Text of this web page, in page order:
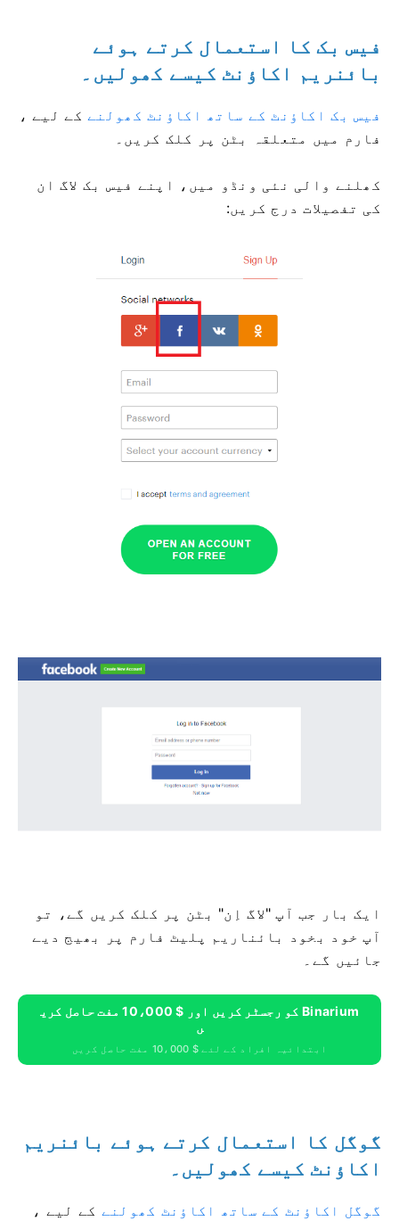
فیس بک کا استعمال کرتے ہوئے
بائنریم اکاؤنٹ کیسے کھولیں۔
فیس بک اکاؤنٹ کے ساتھ اکاؤنٹ کھولنےکے لیے ،
فارم میں متعلقہ بٹن پر کلک کریں۔
کھلنے والی نئی ونڈو میں، اپنے فیس بک لاگ ان
کی تفصیلات درج کریں:
ایک بار جب آپ "لاگ اِن" بٹن پر کلک کریں گے، تو
آپ خود بخود بائناریم پلیٹ فارم پر بھیج دیے
جائیں گے۔
Binarium کو رجسٹر کریں اور $ 10،000 مفت حاصل کری
ں
ابتدائیہ افراد کے لئے $ 10،000 مفت حاصل کریں
گوگل کا استعمال کرتے ہوئے بائنریم
اکاؤنٹ کیسے کھولیں۔
گوگل اکاؤنٹ کے ساتھ اکاؤنٹ کھولنے کے لیے ،